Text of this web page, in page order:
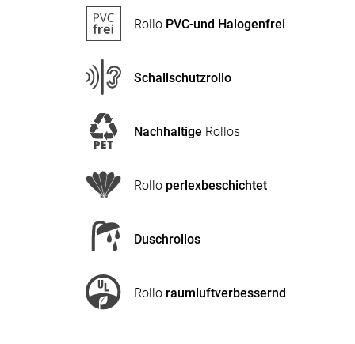
Rollo PVC-und Halogenfrei
Schallschutzrollo
Nachhaltige Rollos
Rollo perlexbeschichtet
Duschrollos
Rollo raumluftverbessernd